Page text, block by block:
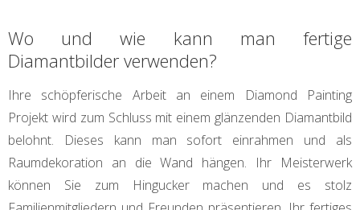
Wo und wie kann man fertige
Diamantbilder verwenden?
Ihre schöpferische Arbeit an einem Diamond Painting
Projekt wird zum Schluss mit einem glänzenden Diamantbild
belohnt. Dieses kann man sofort einrahmen und als
Raumdekoration an die Wand hängen. Ihr Meisterwerk
können Sie zum Hingucker machen und es stolz